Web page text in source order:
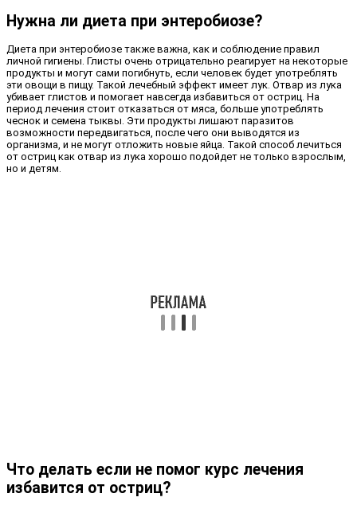
Нужна ли диета при энтеробиозе?
Диета при энтеробиозе также важна, как и соблюдение правил
личной гигиены. Глисты очень отрицательно реагирует на некоторые
продукты и могут сами погибнуть, если человек будет употреблять
эти овощи в пищу. Такой лечебный эффект имеет лук. Отвар из лука
убивает глистов и помогает навсегда избавиться от остриц. На
период лечения стоит отказаться от мяса, больше употреблять
чеснок и семена тыквы. Эти продукты лишают паразитов
возможности передвигаться, после чего они выводятся из
организма, и не могут отложить новые яйца. Такой способ лечиться
от остриц как отвар из лука хорошо подойдет не только взрослым,
но и детям.
Что делать если не помог курс лечения
избавится от остриц?